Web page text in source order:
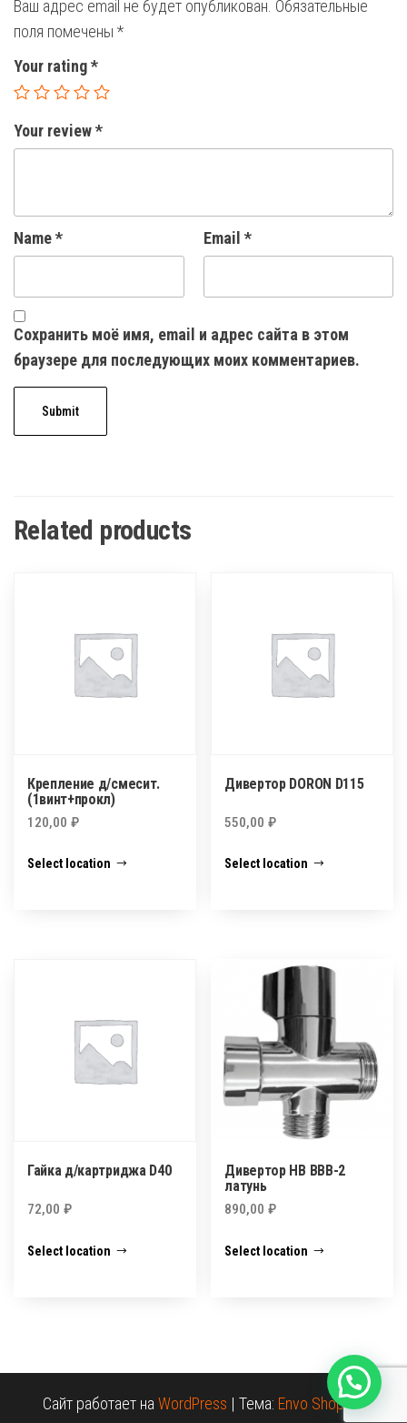
Ваш адрес email не будет опубликован. Обязательные
поля помечены *
Your rating*
Your review*
Name* Email *
Сохранить моё имя, email и адрес сайта в этом
браузере для последующих моих комментариев.
Related products
Крепление д/смесит.
(1винт+прокл)
120,00 ₽
Select location
Дивертор DORON D115
550,00₽
Select location
Гайка д/картриджа D40
72,00 ₽
Select location
Дивертор HB BBB-2
латунь
890,00₽
Select location
Сайт работает наWordPress | Тема: Envo Shopper